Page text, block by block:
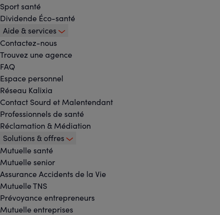
Sport santé
Dividende Éco-santé
Aide & services
Contactez-nous
Trouvez une agence
FAQ
Espace personnel
Réseau Kalixia
Contact Sourd et Malentendant
Professionnels de santé
Réclamation & Médiation
Solutions & offres
Mutuelle santé
Mutuelle senior
Assurance Accidents de la Vie
Mutuelle TNS
Prévoyance entrepreneurs
Mutuelle entreprises